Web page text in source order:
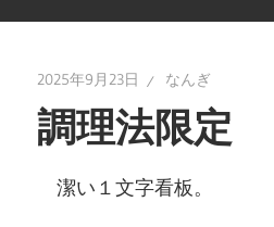
2025年9月23日 なんぎ
調理法限定
潔い１文字看板。